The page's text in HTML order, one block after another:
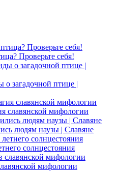
Проверьте себя!
о загадочной птице |
славянской мифологии
людям наузы | Славяне
солнцестояния
мифологии